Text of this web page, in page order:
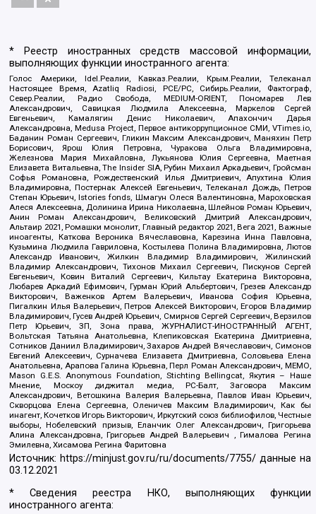
* Реестр иностранных средств массовой информации,
выполняющих функции иностранного агента:
Голос Америки, Idel.Реалии, Кавказ.Реалии, Крым.Реалии, Телеканал
Настоящее Время, Azatliq Radiosi, PCE/PC, Сибирь.Реалии, Фактограф,
Север.Реалии, Радио Свобода, MEDIUM-ORIENT, Пономарев Лев
Александрович, Савицкая Людмила Алексеевна, Маркелов Сергей
Евгеньевич, Камалягин Денис Николаевич, Апахончич Дарья
Александровна, Medusa Project, Первое антикоррупционное СМИ, VTimes.io,
Баданин Роман Сергеевич, Гликин Максим Александрович, Маняхин Петр
Борисович, Ярош Юлия Петровна, Чуракова Ольга Владимировна,
Железнова Мария Михайловна, Лукьянова Юлия Сергеевна, Маетная
Елизавета Витальевна, The Insider SIA, Рубин Михаил Аркадьевич, Гройсман
Софья Романовна, Рождественский Илья Дмитриевич, Апухтина Юлия
Владимировна, Постернак Алексей Евгеньевич, Телеканал Дождь, Петров
Степан Юрьевич, Istories fonds, Шмагун Олеся Валентиновна, Мароховская
Алеся Алексеевна, Долинина Ирина Николаевна, Шлейнов Роман Юрьевич,
Анин Роман Александрович, Великовский Дмитрий Александрович,
Альтаир 2021, Ромашки монолит, Главный редактор 2021, Вега 2021, Важные
иноагенты, Каткова Вероника Вячеславовна, Карезина Инна Павловна,
Кузьмина Людмила Гавриловна, Костылева Полина Владимировна, Лютов
Александр Иванович, Жилкин Владимир Владимирович, Жилинский
Владимир Александрович, Тихонов Михаил Сергеевич, Пискунов Сергей
Евгеньевич, Ковин Виталий Сергеевич, Кильтау Екатерина Викторовна,
Любарев Аркадий Ефимович, Гурман Юрий Альбертович, Грезев Александр
Викторович, Важенков Артем Валерьевич, Иванова София Юрьевна,
Пигалкин Илья Валерьевич, Петров Алексей Викторович, Егоров Владимир
Владимирович, Гусев Андрей Юрьевич, Смирнов Сергей Сергеевич, Верзилов
Петр Юрьевич, ЗП, Зона права, ЖУРНАЛИСТ-ИНОСТРАННЫЙ АГЕНТ,
Вольтская Татьяна Анатольевна, Клепиковская Екатерина Дмитриевна,
Сотников Даниил Владимирович, Захаров Андрей Вячеславович, Симонов
Евгений Алексеевич, Сурначева Елизавета Дмитриевна, Соловьева Елена
Анатольевна, Арапова Галина Юрьевна, Перл Роман Александрович, МЕМО,
Mason G.E.S. Anonymous Foundation, Stichting Bellingcat, Якутия – Наше
Мнение, Москоу диджитал медиа, РС-Балт, Заговора Максим
Александрович, Ветошкина Валерия Валерьевна, Павлов Иван Юрьевич,
Скворцова Елена Сергеевна, Оленичев Максим Владимирович, Как бы
инагент, Кочетков Игорь Викторович, Иркутский союз библиофилов, Честные
выборы, Нобелевский призыв, Еланчик Олег Александрович, Григорьева
Алина Александровна, Григорьев Андрей Валерьевич , Гималова Регина
Эмилевна, Хисамова Регина Фаритовна
Источник: https://minjust.gov.ru/ru/documents/7755/ данные на
03.12.2021
* Сведения реестра НКО, выполняющих функции
иностранного агента: